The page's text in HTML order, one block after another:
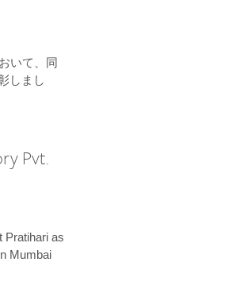
いて、同
しまし
Pvt.
Pratihari as
Mumbai